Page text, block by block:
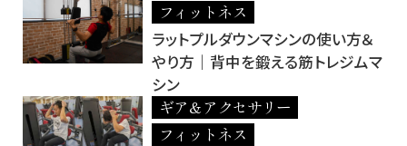
フィットネス
ラットプルダウンマシンの使い方＆
やり方｜背中を鍛える筋トレジムマ
シン
ギア＆アクセサリー
フィットネス